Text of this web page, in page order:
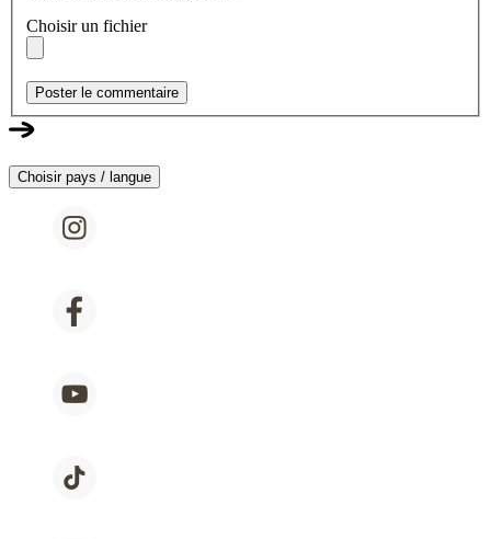
Choisir un fichier
Poster le commentaire
Choisir pays / langue